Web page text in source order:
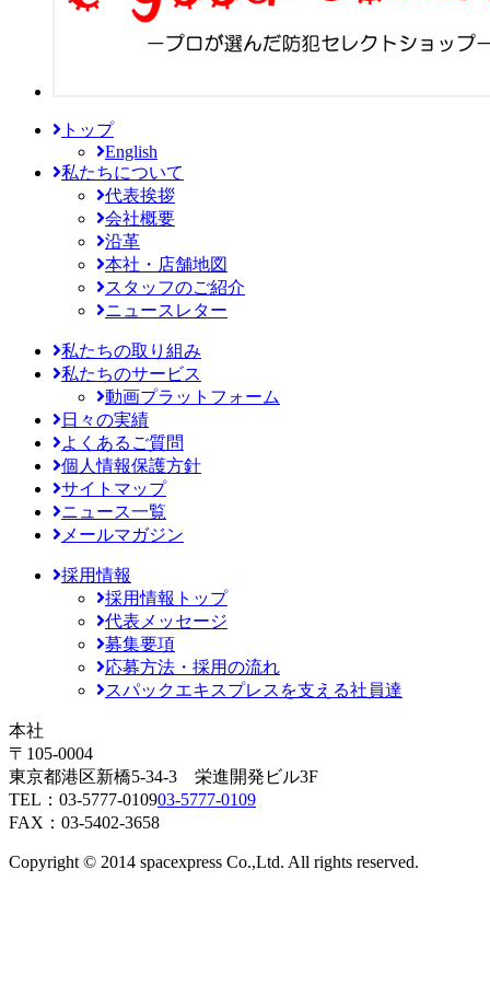
トップ
English
私たちについて
代表挨拶
会社概要
沿革
本社・店舗地図
スタッフのご紹介
ニュースレター
私たちの取り組み
私たちのサービス
動画プラットフォーム
日々の実績
よくあるご質問
個人情報保護方針
サイトマップ
ニュース一覧
メールマガジン
採用情報
採用情報トップ
代表メッセージ
募集要項
応募方法・採用の流れ
スパックエキスプレスを支える社員達
本社
〒105-0004
東京都港区新橋5-34-3 栄進開発ビル3F
TEL： 03-5777-010903-5777-0109
FAX：03-5402-3658
Copyright © 2014 spacexpress Co.,Ltd. All rights reserved.